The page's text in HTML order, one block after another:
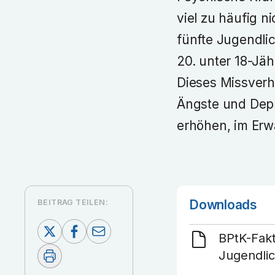
viel zu häufig
fünfte
20. unter 18-
Dieses
Ängste und
erhöhen, im
Downloads
BPtK-
BEITRAG TEILEN: